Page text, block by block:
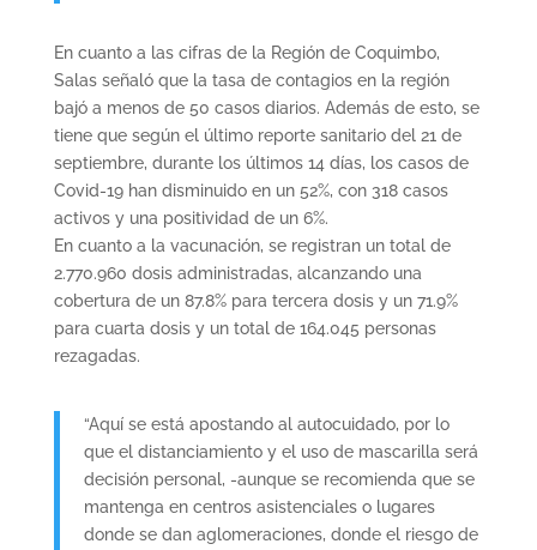
En cuanto a las cifras de la Región de Coquimbo,
Salas señaló que la tasa de contagios en la región
bajó a menos de 50 casos diarios. Además de esto, se
tiene que según el último reporte sanitario del 21 de
septiembre, durante los últimos 14 días, los casos de
Covid-19 han disminuido en un 52%, con 318 casos
activos y una positividad de un 6%.
En cuanto a la vacunación, se registran un total de
2.770.960 dosis administradas, alcanzando una
cobertura de un 87.8% para tercera dosis y un 71.9%
para cuarta dosis y un total de 164.045 personas
rezagadas.
“Aquí se está apostando al autocuidado, por lo
que el distanciamiento y el uso de mascarilla será
decisión personal, -aunque se recomienda que se
mantenga en centros asistenciales o lugares
donde se dan aglomeraciones, donde el riesgo de